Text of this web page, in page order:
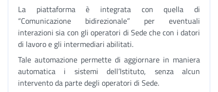
La piattaforma è integrata con quella di
“Comunicazione bidirezionale” per eventuali
interazioni sia con gli operatori di Sede che con i datori
di lavoro e gli intermediari abilitati.
Tale automazione permette di aggiornare in maniera
automatica i sistemi dell’Istituto, senza alcun
intervento da parte degli operatori di Sede.